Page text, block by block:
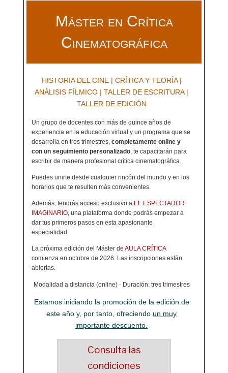
Máster en Crítica
Cinematográfica
HISTORIA DEL CINE | CRÍTICA Y TEORÍA |
ANÁLISIS FÍLMICO | TALLER DE ESCRITURA |
TALLER DE EDICIÓN
Un grupo de docentes con más de quince años de
experiencia en la educación virtual y un programa que se
desarrolla en tres trimestres,completamente online y
con un seguimiento personalizado , te capacitarán para
escribir de manera profesional crítica cinematográfica.
Puedes unirte desde cualquier rincón del mundo y en los
horarios que te resulten más convenientes.
Además, tendrás acceso exclusivo a EL ESPECTADOR
IMAGINARIO, una plataforma donde podrás empezar a
dar tus primeros pasos en esta apasionante
especialidad.
La próxima edición del Máster deAULA CRÍTICA
comienza en octubre de 2026. Las inscripciones están
abiertas.
Modalidad a distancia (online) - Duración: tres trimestres
Estamos iniciando la promoción de la edición de
este año y, por tanto, ofreciendo un muy
importante descuento.
Consulta las
condiciones